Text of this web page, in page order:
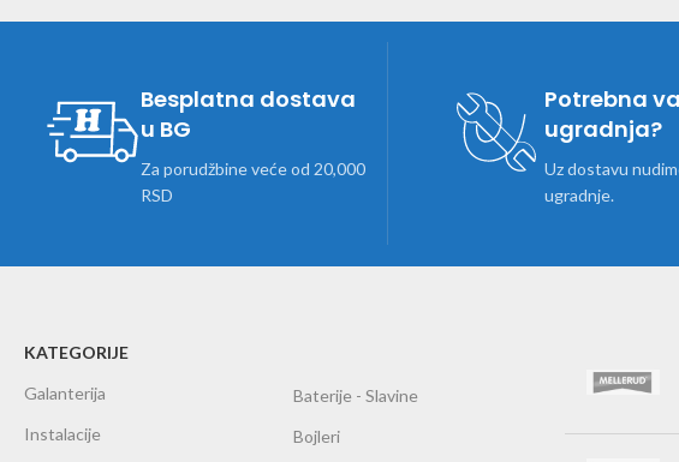
Besplatna dostava
u BG
Za porudžbine veće od 20,000
RSD
Potrebna
ugradnja?
Uz dostavu
ugradnje.
KATEGORIJE
Galanterija
Instalacije
Baterije - Slavine
Bojleri